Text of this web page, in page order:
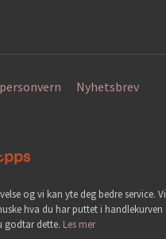
Nyhetsbrev
og vi kan yte deg bedre service. Vi
hva du har puttet i handlekurven
godtar dette. Les mer